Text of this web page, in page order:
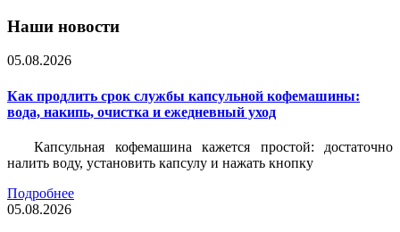
Наши новости
05.08.2026
Как продлить срок службы капсульной кофемашины:
вода, накипь, очистка и ежедневный уход
Капсульная кофемашина кажется простой: достаточно
налить воду, установить капсулу и нажать кнопку
Подробнее
05.08.2026